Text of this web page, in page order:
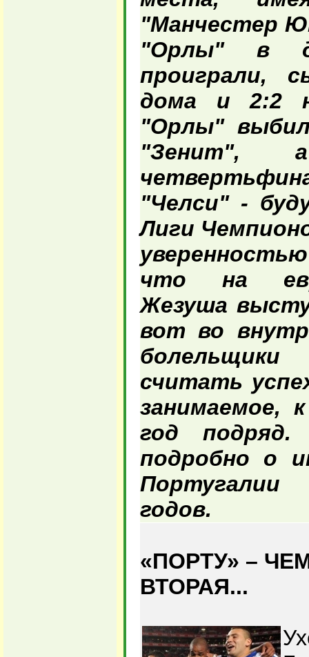
"Манчестер
"Орлы" в
проиграли,
дома и 2:2
"Орлы"
"Зенит",
"Челси" -
Лиги
что на
Жезуша
вот во
считать
занимаемое,
год
подробно о
Португалии
годов.
«ПОРТУ» –
ВТОРАЯ...